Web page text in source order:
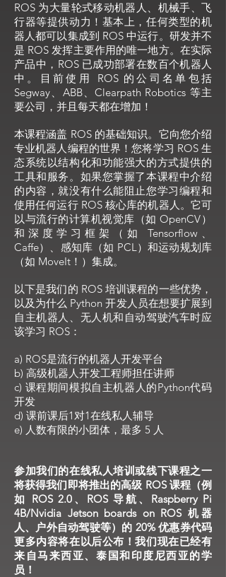
ROS 为大量轮式移动机器人、机械手、飞
行器等提供动力！基本上，任何类型的机
器人都可以集成到 ROS 中运行。研发并不
是 ROS 发挥主要作用的唯一地方。在实际
产品中，ROS 已成功部署在数百个机器人
中。目前使用 ROS 的公司名单包括
Segway、ABB、Clearpath Robotics 等主
要公司，并且每天都在增加！
本课程涵盖 ROS 的基础知识。它向您介绍
专业机器人编程的世界！您将学习 ROS 生
态系统以结构化和功能强大的方式提供的
工具和服务。如果您掌握了本课程中介绍
的内容，就没有什么能阻止您学习编程和
使用任何运行 ROS 核心库的机器人。它可
以与流行的计算机视觉库（如 OpenCV）
和深度学习框架（如 Tensorflow、
Caffe）、感知库（如 PCL）和运动规划库
（如 MoveIt！）集成。
以下是我们的 ROS 培训课程的一些优势，
以及为什么 Python 开发人员在想要扩展到
自主机器人、无人机和自动驾驶汽车时应
该学习 ROS：
a) ROS是流行的机器人开发平台
b) 高级机器人开发工程师担任讲师
c) 课程期间模拟自主机器人的Python代码
开发
d) 课前课后1对1在线私人辅导
e) 人数有限的小团体，最多 5 人
参加我们的在线私人培训或线下课程之一
将获得我们即将推出的高级 ROS 课程（例
如 ROS 2.0、ROS 导航、Raspberry Pi
4B/Nvidia Jetson boards on ROS 机器
人、户外自动驾驶等）的 20% 优惠券代码
更多内容将在以后公布！我们现在已经有
来自马来西亚、泰国和印度尼西亚的学
员！